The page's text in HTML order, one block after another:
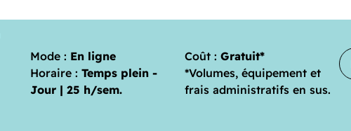
Mode : En ligne
Horaire : Temps plein -
Jour | 25 h/sem.
Coût : Gratuit*
*Volumes, équipement et
frais administratifs en sus.